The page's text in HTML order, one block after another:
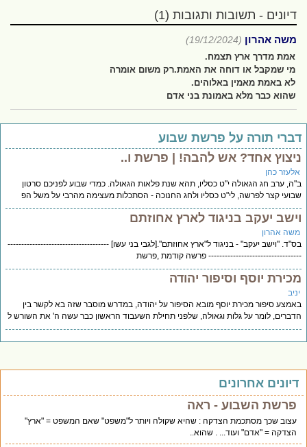
דיונים - תשובות ותגובות (1)
משה אהרון (19/12/2024)
אמת מדרך ארץ תצמח.
מי שמקבל או דוחה את האמת.רק משום אומרה
לא באמת מאמין באלוהים.
שהוא כבר מלא באמונת בני אדם
תורה על פרשת שבוע
אחד? אש להבה! | פרשת ו..
כהן
ערב חג הגאולה י"ט כסליו, תהא שנת פלאות הגאולה. כמדי שבוע לפניכם סרטון
קצר לפרשה, לי"ט כסליו ולחג החנוכה - הסתכלות מעצימה מהרבי על משל הפ
יעקב בניגוד לארץ אחוזתם
אהרון
"וישב יעקב" - בניגוד ל"ארץ אחוזתם".[לגבי בני עשו] -------------------------------------
פרשה קודמת ,פרשת
יוסף וסיפור יהודה
סיפור מכירת יוסף מובא הסיפור על יהודה, במדרש מוסבר שזה בא לקשר בין
לומר על גלות וגאולה, שלפני תחילת השעבוד הראשון כבר עשה ה' את השורש ל
אחרונים
פרשת השבוע - ראה
עצוב שכך מסתכמת הצדקה : שהיא שקולה ויותר ל"משפט" שאם המשפט = "ארץ"
הצדקה = "אדם" ועוד... . שהוא..